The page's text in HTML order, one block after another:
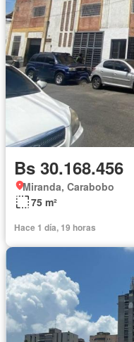
Bs 30.168.456
Miranda, Carabobo
75 m²
Hace 1 día, 19 horas